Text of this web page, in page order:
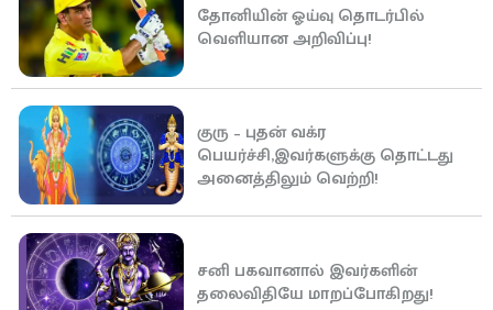
தோனியின் ஓய்வு தொடர்பில்
வெளியான அறிவிப்பு!
குரு – புதன் வக்ர
பெயர்ச்சி,இவர்களுக்கு தொட்டது
அனைத்திலும் வெற்றி!
சனி பகவானால் இவர்களின்
தலைவிதியே மாறப்போகிறது!